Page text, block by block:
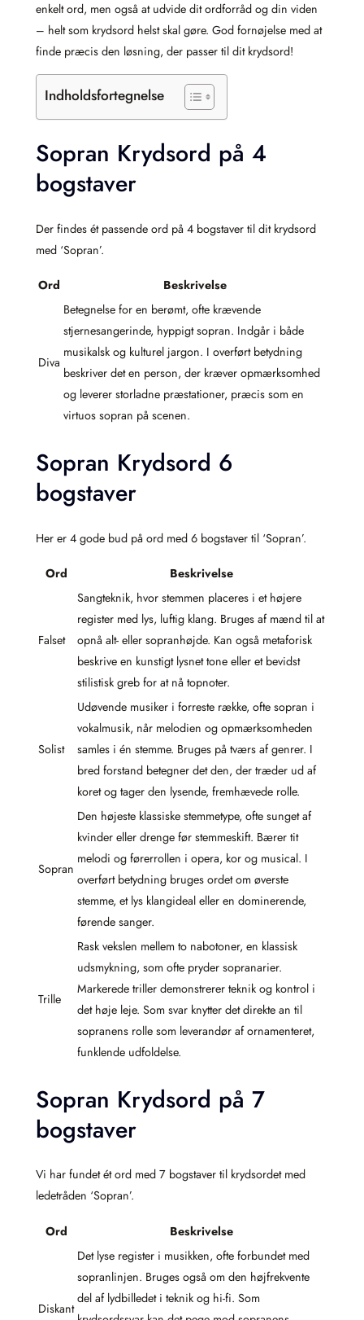
enkelt ord, men også at udvide dit ordforråd og din viden
– helt som krydsord helst skal gøre. God fornøjelse med at
finde præcis den løsning, der passer til dit krydsord!
Indholdsfortegnelse
Sopran Krydsord på 4
bogstaver
Der findes ét passende ord på 4 bogstaver til dit krydsord
med ‘Sopran’.
Ord Beskrivelse
Diva
Betegnelse for en berømt, ofte krævende
stjernesangerinde, hyppigt sopran. Indgår i både
musikalsk og kulturel jargon. I overført betydning
beskriver det en person, der kræver opmærksomhed
og leverer storladne præstationer, præcis som en
virtuos sopran på scenen.
Sopran Krydsord 6
bogstaver
Her er 4 gode bud på ord med 6 bogstaver til ‘Sopran’.
Ord Beskrivelse
Falset
Sangteknik, hvor stemmen placeres i et højere
register med lys, luftig klang. Bruges af mænd til at
opnå alt- eller sopranhøjde. Kan også metaforisk
beskrive en kunstigt lysnet tone eller et bevidst
stilistisk greb for at nå topnoter.
Solist
Udøvende musiker i forreste række, ofte sopran i
vokalmusik, når melodien og opmærksomheden
samles i én stemme. Bruges på tværs af genrer. I
bred forstand betegner det den, der træder ud af
koret og tager den lysende, fremhævede rolle.
Sopran
Den højeste klassiske stemmetype, ofte sunget af
kvinder eller drenge før stemmeskift. Bærer tit
melodi og førerrollen i opera, kor og musical. I
overført betydning bruges ordet om øverste
stemme, et lys klangideal eller en dominerende,
førende sanger.
Trille
Rask vekslen mellem to nabotoner, en klassisk
udsmykning, som ofte pryder sopranarier.
Markerede triller demonstrerer teknik og kontrol i
det høje leje. Som svar knytter det direkte an til
sopranens rolle som leverandør af ornamenteret,
funklende udfoldelse.
Sopran Krydsord på 7
bogstaver
Vi har fundet ét ord med 7 bogstaver til krydsordet med
ledetråden ‘Sopran’.
Ord Beskrivelse
Diskant
Det lyse register i musikken, ofte forbundet med
sopranlinjen. Bruges også om den højfrekvente
del af lydbilledet i teknik og hi-fi. Som